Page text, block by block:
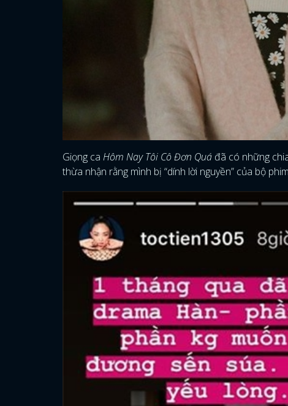
Giọng caHôm Nay Tôi Cô Đơn Quá đã có những
thừa nhận rằng mình bị “dính lời nguyền” của bộ